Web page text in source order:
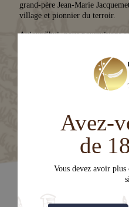
grand-père Jean-Marie
village et pionnier du terroir.
Aujourd'hui, nous poursuivons
tradition familiale profondément
Avez-
de
Vous devez avoir